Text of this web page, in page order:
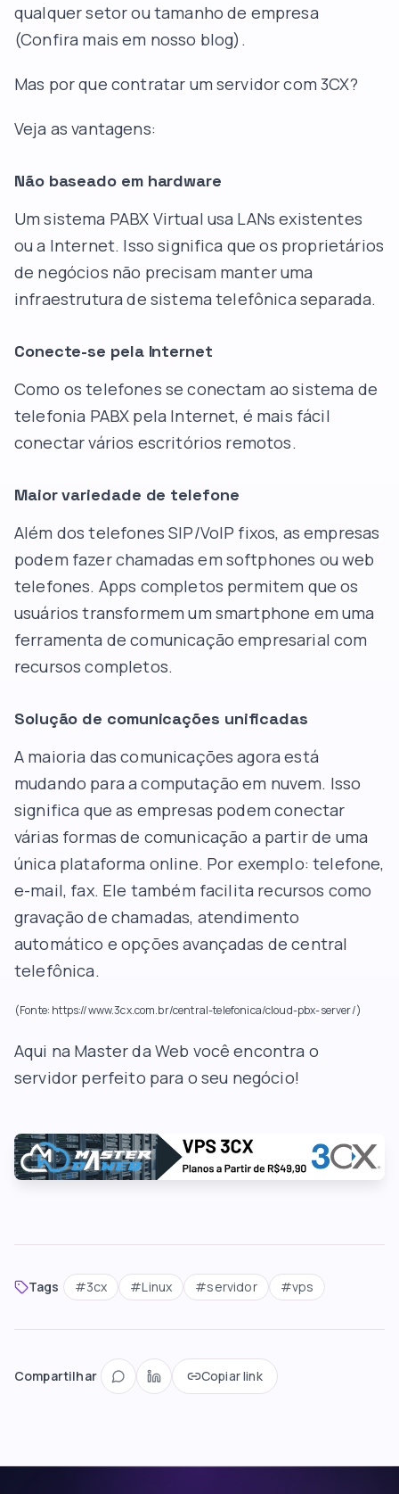
qualquer setor ou tamanho de empresa
(Confira mais em nosso blog).
Mas por que contratar um servidor com 3CX?
Veja as vantagens:
Não baseado em hardware
Um sistema PABX Virtual usa LANs existentes
ou a Internet. Isso significa que os proprietários
de negócios não precisam manter uma
infraestrutura de sistema telefônica separada.
Conecte-se pela Internet
Como os telefones se conectam ao sistema de
telefonia PABX pela Internet, é mais fácil
conectar vários escritórios remotos.
Maior variedade de telefone
Além dos telefones SIP/VoIP fixos, as empresas
podem fazer chamadas em softphones ou web
telefones. Apps completos permitem que os
usuários transformem um smartphone em uma
ferramenta de comunicação empresarial com
recursos completos.
Solução de comunicações unificadas
A maioria das comunicações agora está
mudando para a computação em nuvem. Isso
significa que as empresas podem conectar
várias formas de comunicação a partir de uma
única plataforma online. Por exemplo: telefone,
e-mail, fax. Ele também facilita recursos como
gravação de chamadas, atendimento
automático e opções avançadas de central
telefônica.
(Fonte: https://www.3cx.com.br/central-telefonica/cloud-pbx-server/)
Aqui na Master da Web você encontra o
servidor perfeito para o seu negócio!
Tags #3cx #Linux #servidor #vps
Compartilhar Copiar link